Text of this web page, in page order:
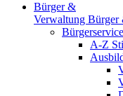
Bürger &
Verwaltung Bürger
Bürgerservice
A-Z